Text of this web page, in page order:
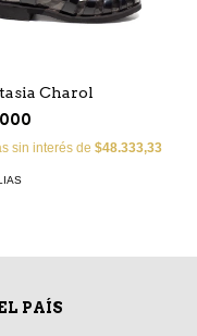
Charol
sin interés de $48.333,33
PAÍS